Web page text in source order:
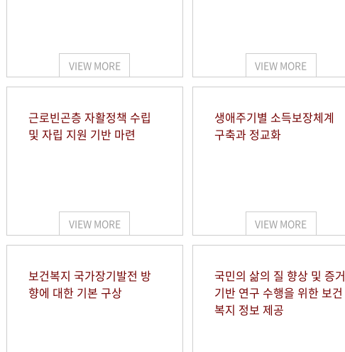
VIEW MORE VIEW MORE
근로빈곤층 자활정책 수립
및 자립 지원 기반 마련
VIEW MORE
생애주기별 소득보장체계
구축과 정교화
VIEW MORE
보건복지 국가장기발전 방
향에 대한 기본 구상
국민의 삶의 질 향상 및 증거
기반 연구 수행을 위한 보건
복지 정보 제공